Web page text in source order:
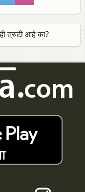
त्रुटी आहे का?